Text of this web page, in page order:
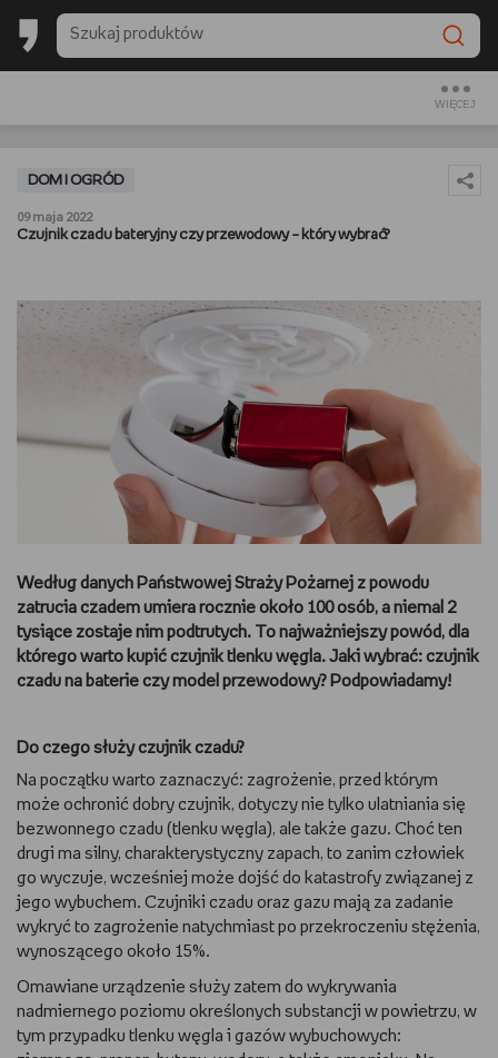
WIĘCEJ
BACK TO SCHOOL
SŁUCHAM
BACK TO SCHOOL
DBAM O URODĘ
TRENUJĘ
URZĄDZAM I DEKORUJĘ
PASJE DZIECKA
GRAM
RYSUJĘ
PORADNIKI
WSZYSTKO O LEGO
DOM I OGRÓD
09 maja 2022
Czujnik czadu bateryjny czy przewodowy – który wybrać?
Według danych Państwowej Straży Pożarnej z powodu
zatrucia czadem umiera rocznie około 100 osób, a niemal 2
tysiące zostaje nim podtrutych. To najważniejszy powód, dla
którego warto kupić czujnik tlenku węgla. Jaki wybrać: czujnik
czadu na baterie czy model przewodowy? Podpowiadamy!
Do czego służy czujnik czadu?
Na początku warto zaznaczyć: zagrożenie, przed którym
może ochronić dobry czujnik, dotyczy nie tylko ulatniania się
bezwonnego czadu (tlenku węgla), ale także gazu. Choć ten
drugi ma silny, charakterystyczny zapach, to zanim człowiek
go wyczuje, wcześniej może dojść do katastrofy związanej z
jego wybuchem. Czujniki czadu oraz gazu mają za zadanie
wykryć to zagrożenie natychmiast po przekroczeniu stężenia,
wynoszącego około 15%.
Omawiane urządzenie służy zatem do wykrywania
nadmiernego poziomu określonych substancji w powietrzu, w
tym przypadku tlenku węgla i gazów wybuchowych: